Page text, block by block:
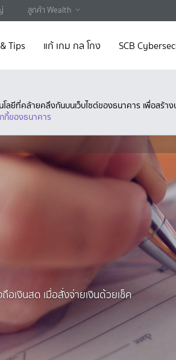
ลูกค้า Wealth
Tips แก้ เกม กล โกง SCB
โลยีที่คล้ายคลึงกันบนเว็บไซต์ของธนาคาร เพื่อสร้า
กี้ของธนาคาร
อเงินสด เมื่อสั่งจ่ายเงินด้วยเช็ค